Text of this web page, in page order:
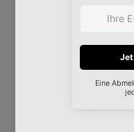
Schweiz (CHF CHF)
Senegal (XOF Fr)
Seychellen (EUR €)